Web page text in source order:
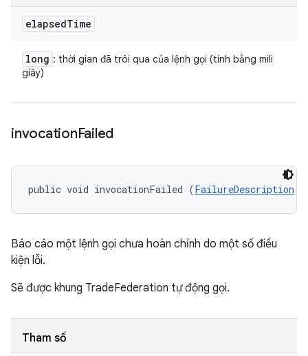
elapsedTime
long : thời gian đã trôi qua của lệnh gọi (tính bằng mili
giây)
invocationFailed
public void invocationFailed (FailureDescription
Báo cáo một lệnh gọi chưa hoàn chỉnh do một số điều
kiện lỗi.
Sẽ được khung TradeFederation tự động gọi.
Tham số